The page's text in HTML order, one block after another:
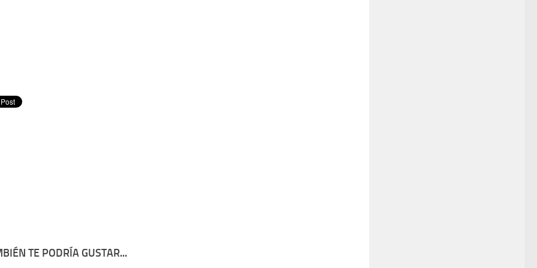
TE PODRÍA GUSTAR...